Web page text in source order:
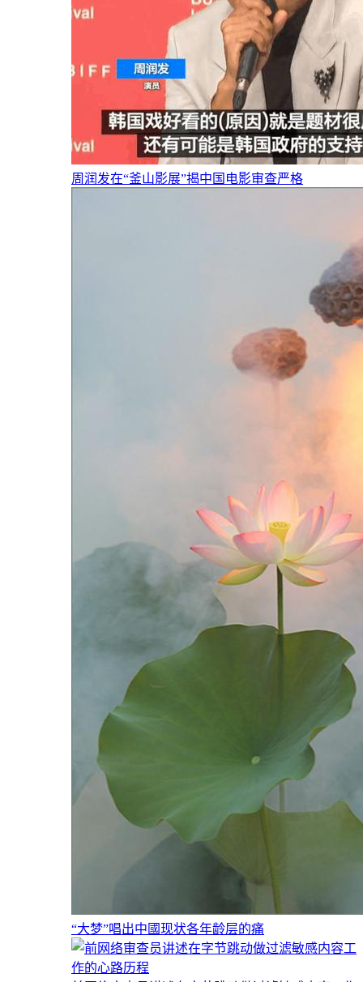
周润发在“釜山影展”揭中国电影审查严格
“大梦”唱出中國现状各年龄层的痛